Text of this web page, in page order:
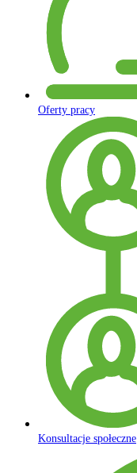
Oferty pracy
Konsultacje społeczne